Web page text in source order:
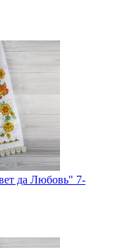
да Любовь" 7-